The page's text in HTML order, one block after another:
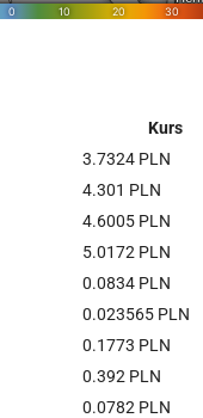
Kurs
3.7324 PLN
4.301 PLN
4.6005 PLN
5.0172 PLN
0.0834 PLN
0.023565 PLN
0.1773 PLN
0.392 PLN
0.0782 PLN